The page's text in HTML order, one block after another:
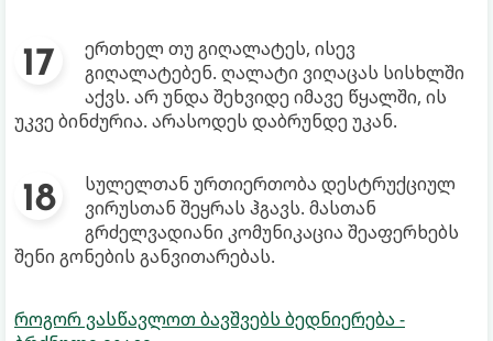
ერთხელ თუ გიღალატეს, ისევ
გიღალატებენ. ღალატი ვიღაცას სისხლში
აქვს. არ უნდა შეხვიდე იმავე წყალში, ის
უკვე ბინძურია. არასოდეს დაბრუნდე უკან.
სულელთან ურთიერთობა დესტრუქციულ
ვირუსთან შეყრას ჰგავს. მასთან
გრძელვადიანი კომუნიკაცია შეაფერხებს
შენი გონების განვითარებას.
როგორ ვასწავლოთ ბავშვებს ბედნიერება -